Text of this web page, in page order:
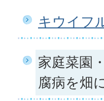
キウイフ
家庭菜園
腐病を畑